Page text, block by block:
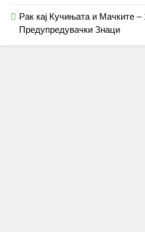
Рак кај Кучињата и Мачките –
Предупредувачки Знаци